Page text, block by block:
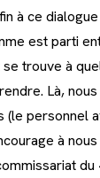
à ce
est parti
trouve à
Là,
(le personnel
à
du